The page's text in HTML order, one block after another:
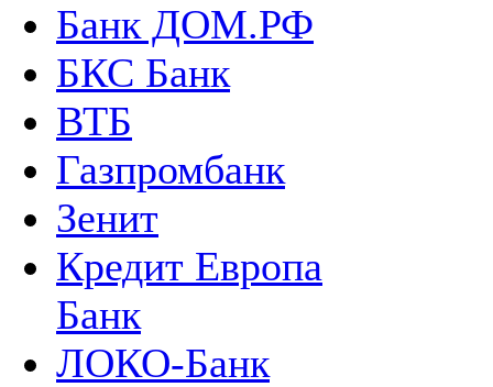
Банк ДОМ.РФ
БКС Банк
ВТБ
Газпромбанк
Зенит
Кредит Европа
Банк
ЛОКО-Банк